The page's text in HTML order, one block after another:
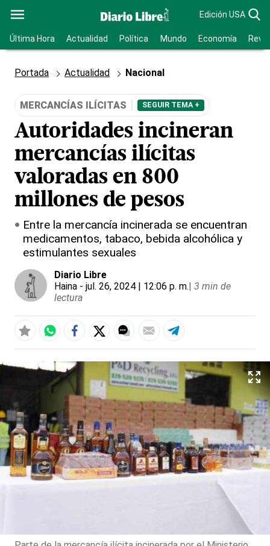
Edición USA
Última Hora Actualidad Política Mundo Economía
Portada Actualidad Nacional
MERCANCÍAS ILÍCITAS SEGUIR TEMA +
Autoridades incineran
mercancías ilícitas
valoradas en 800
millones de pesos
Entre la mercancía incinerada se encuentran
medicamentos, tabaco, bebida alcohólica y
estimulantes sexuales
Diario Libre
Haina - jul. 26, 2024 | 12:06 p. m.| 3 min de
lectura